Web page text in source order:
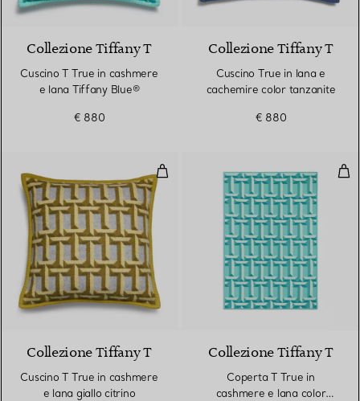
3 Colori
Collezione Tiffany T
Cuscino T True in cashmere
e lana Tiffany Blue®
€ 880
Collezione Tiffany T
Cuscino True in lana e
cachemire color tanzanite
€ 880
Cuscino T True in cashmere e
3 Colori
Collezione Tiffany T
Cuscino T True in cashmere
e lana giallo citrino
Collezione Tiffany T
Coperta T True in
cashmere e lana color